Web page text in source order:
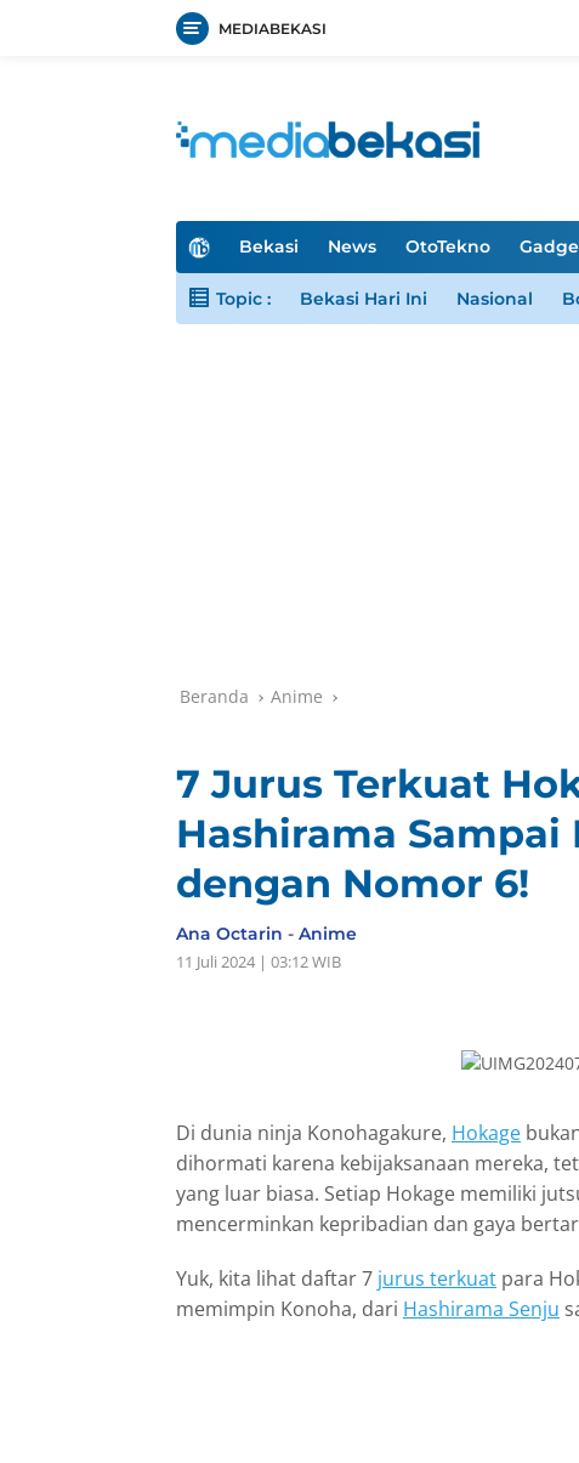
MEDIABEKASI
H
m
Bekasi News OtoTekno
Topic : Bekasi Hari Ini Nasional
Beranda Anime
7 Jurus Terkuat
Hashirama
dengan Nomor 6!
Ana Octarin - Anime
11 Juli 2024 | 03:12 WIB
Di dunia ninja Konohagakure, Hokage
dihormati karena kebijaksanaan mereka,
yang luar biasa. Setiap Hokage memiliki
mencerminkan kepribadian dan gaya
Yuk, kita lihat daftar 7 jurus terkuat para
memimpin Konoha, dari Hashirama Senju